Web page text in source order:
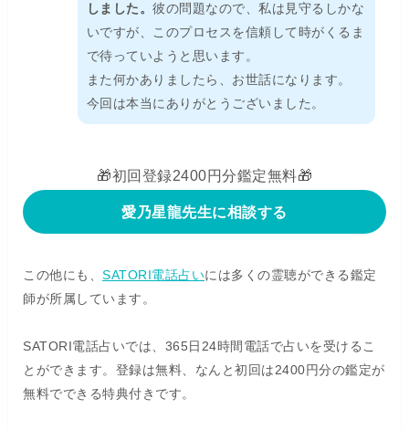
しました。彼の問題なので、私は見守るしかな
いですが、このプロセスを信頼して時がくるま
で待っていようと思います。
また何かありましたら、お世話になります。
今回は本当にありがとうございました。
🎁初回登録2400円分鑑定無料🎁
愛乃星龍先生に相談する
この他にも、 SATORI電話占いには多くの霊聴ができる鑑定
師が所属しています。
SATORI電話占いでは、365日24時間電話で占いを受けるこ
とができます。登録は無料、なんと初回は2400円分の鑑定が
無料でできる特典付きです。